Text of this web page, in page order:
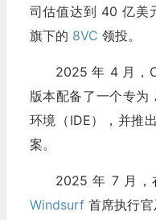
司估值达到 40 亿美
旗下的 8VC 领投。
2025 年 4 月，
版本配备了一个专为
环境（IDE），并推
案。
2025 年 7 月，
Windsurf首席执行官